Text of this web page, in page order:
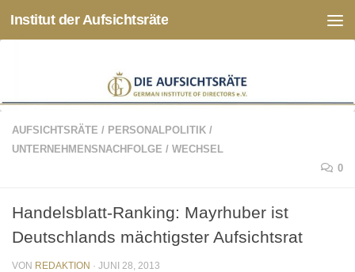
Zum Inhalt springen
Institut der Aufsichtsräte
AUFSICHTSRÄTE / PERSONALPOLITIK /
UNTERNEHMENSNACHFOLGE / WECHSEL
0
Handelsblatt-Ranking: Mayrhuber ist
Deutschlands mächtigster Aufsichtsrat
VON REDAKTION · JUNI 28, 2013